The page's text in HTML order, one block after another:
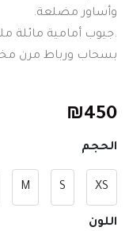
وأساور مضلعة.
.جيوب أمامية مائلة
بسحاب ورباط مرن
₪450
الحجم
XS
S
M
اللون